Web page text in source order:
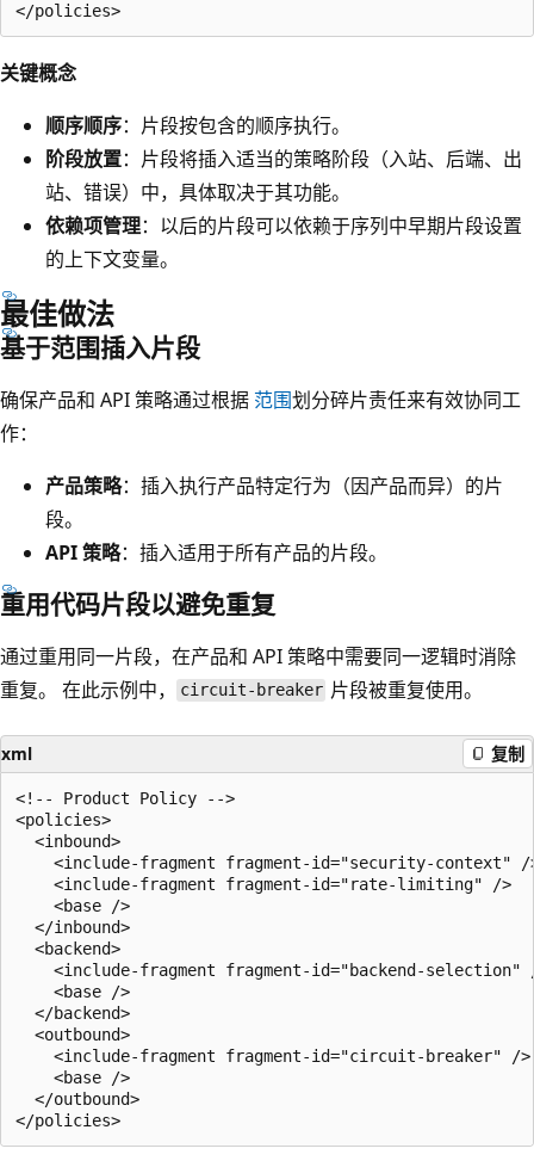
关键概念
顺序顺序：片段按包含的顺序执行。
阶段放置：片段将插入适当的策略阶段（入站、后端、出
站、错误）中，具体取决于其功能。
依赖项管理：以后的片段可以依赖于序列中早期片段设置
的上下文变量。
最佳做法
基于范围插入片段
确保产品和 API 策略通过根据 范围划分碎片责任来有效协同工
作：
产品策略：插入执行产品特定行为（因产品而异）的片
段。
API 策略：插入适用于所有产品的片段。
重用代码片段以避免重复
通过重用同一片段，在产品和 API 策略中需要同一逻辑时消除
重复。 在此示例中，
circuit-breaker 片段被重复使用。
xml 复制
<!-- Product Policy -->
<policies>
  <inbound>
<include-fragment fragment-id="security-context" /
    <include-fragment fragment-id="rate-limiting" />
    <base />
  </inbound>
  <backend>
<include-fragment fragment-id="backend-selection"
    <base />
  </backend>
  <outbound>
    <include-fragment fragment-id="circuit-breaker" />
    <base />
  </outbound>